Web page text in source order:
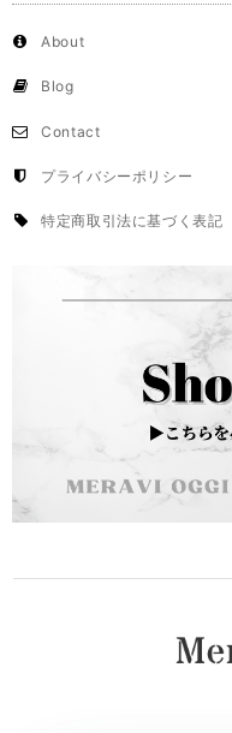
About
Blog
Contact
プライバシーポリシー
特定商取引法に基づく表記